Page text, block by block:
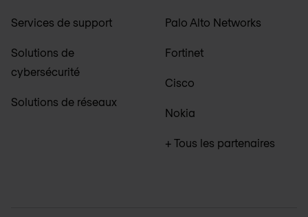
Services de support
Solutions de
cybersécurité
Solutions de réseaux
Palo Alto Networks
Fortinet
Cisco
Nokia
+ Tous les partenaires